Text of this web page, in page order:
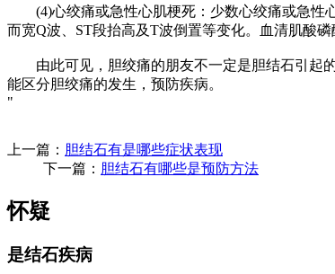
(4)心绞痛或急性心肌梗死：少数心绞痛或急性心
而宽Q波、ST段抬高及T波倒置等变化。血清肌酸
由此可见，胆绞痛的朋友不一定是胆结石引起的
能区分胆绞痛的发生，预防疾病。
"
上一篇： 胆结石有是哪些症状表现
下一篇： 胆结石有哪些是预防方法
怀疑
是结石疾病